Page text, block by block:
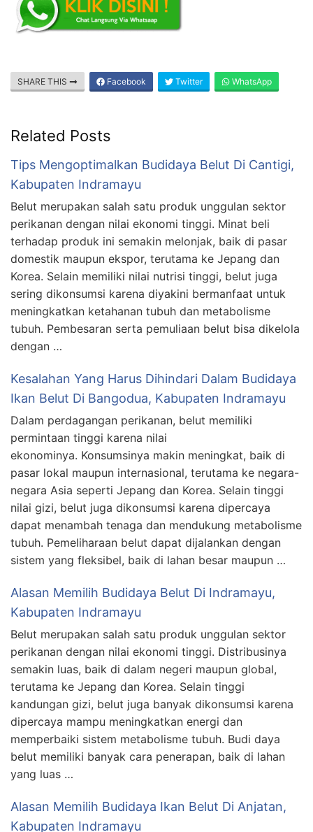
SHARE THIS Facebook Twitter WhatsApp
Related Posts
Tips Mengoptimalkan Budidaya Belut Di Cantigi,
Kabupaten Indramayu
Belut merupakan salah satu produk unggulan sektor
perikanan dengan nilai ekonomi tinggi. Minat beli
terhadap produk ini semakin melonjak, baik di pasar
domestik maupun ekspor, terutama ke Jepang dan
Korea. Selain memiliki nilai nutrisi tinggi, belut juga
sering dikonsumsi karena diyakini bermanfaat untuk
meningkatkan ketahanan tubuh dan metabolisme
tubuh. Pembesaran serta pemuliaan belut bisa dikelola
dengan …
Kesalahan Yang Harus Dihindari Dalam Budidaya
Ikan Belut Di Bangodua, Kabupaten Indramayu
Dalam perdagangan perikanan, belut memiliki
permintaan tinggi karena nilai
ekonominya. Konsumsinya makin meningkat, baik di
pasar lokal maupun internasional, terutama ke negara-
negara Asia seperti Jepang dan Korea. Selain tinggi
nilai gizi, belut juga dikonsumsi karena dipercaya
dapat menambah tenaga dan mendukung metabolisme
tubuh. Pemeliharaan belut dapat dijalankan dengan
sistem yang fleksibel, baik di lahan besar maupun …
Alasan Memilih Budidaya Belut Di Indramayu,
Kabupaten Indramayu
Belut merupakan salah satu produk unggulan sektor
perikanan dengan nilai ekonomi tinggi. Distribusinya
semakin luas, baik di dalam negeri maupun global,
terutama ke Jepang dan Korea. Selain tinggi
kandungan gizi, belut juga banyak dikonsumsi karena
dipercaya mampu meningkatkan energi dan
memperbaiki sistem metabolisme tubuh. Budi daya
belut memiliki banyak cara penerapan, baik di lahan
yang luas …
Alasan Memilih Budidaya Ikan Belut Di Anjatan,
Kabupaten Indramayu